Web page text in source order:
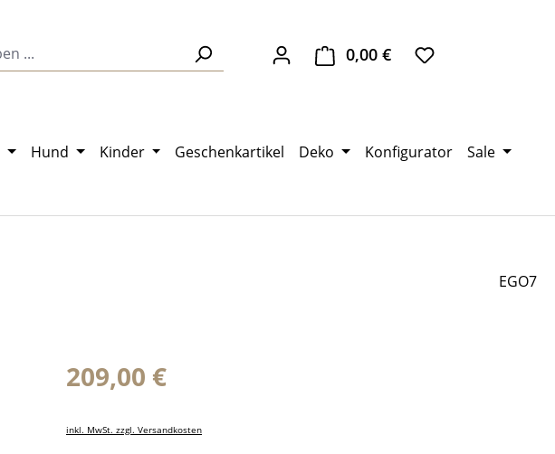
0,00 €Warenkorb enthält 0
Hund Kinder Geschenkartikel Deko Konfigurator Sale
EGO7
Regulärer Preis:
209,00 €
inkl. MwSt. zzgl. Versandkosten